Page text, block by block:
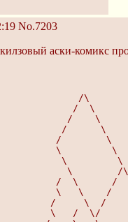
No.7203
аски-комикс
/\
/  \
/    \
/      \
/        \
\         \
\         \
\
/  \
\   \    /
/     \  /
\   /  \/